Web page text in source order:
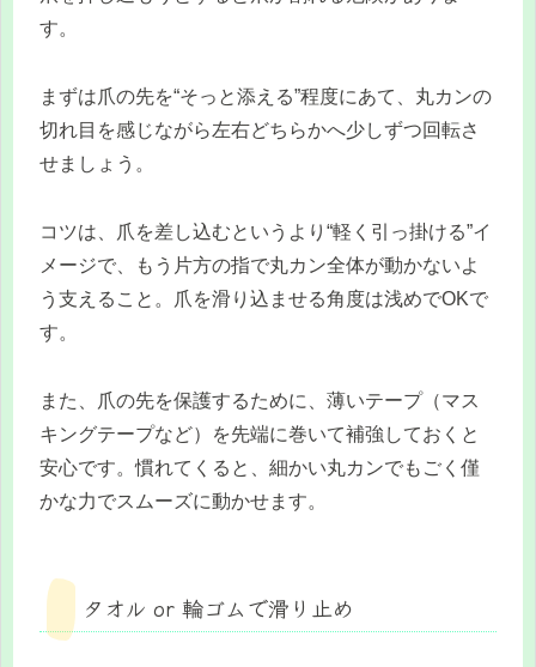
す。
まずは爪の先を“そっと添える”程度にあて、丸カンの
切れ目を感じながら左右どちらかへ少しずつ回転さ
せましょう。
コツは、爪を差し込むというより“軽く引っ掛ける”イ
メージで、もう片方の指で丸カン全体が動かないよ
う支えること。爪を滑り込ませる角度は浅めでOKで
す。
また、爪の先を保護するために、薄いテープ（マス
キングテープなど）を先端に巻いて補強しておくと
安心です。慣れてくると、細かい丸カンでもごく僅
かな力でスムーズに動かせます。
タオル or 輪ゴムで滑り止め